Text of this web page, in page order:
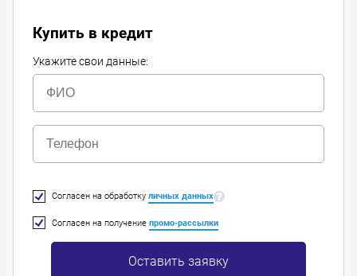
Купить в кредит
Укажите свои данные:
Согласен на обработку личных данных
Согласен на получение промо-рассылки
Оставить заявку